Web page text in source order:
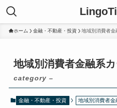
ホーム 金融・不動産・投資 地域別消費者金
地域別消費者金融系
category –
金融・不動産・投資 地域別消費者金